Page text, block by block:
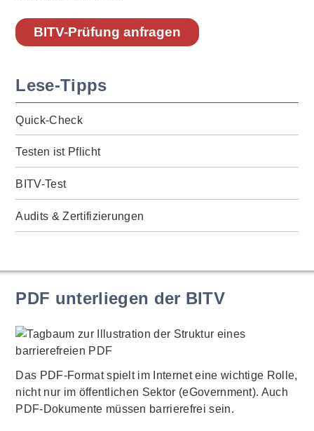
BITV-Prüfung anfragen
Lese-Tipps
Quick-Check
Testen ist Pflicht
BITV-Test
Audits & Zertifizierungen
PDF unterliegen der BITV
Das PDF-Format spielt im Internet eine wichtige Rolle,
nicht nur im öffentlichen Sektor (eGovernment). Auch
PDF-Dokumente müssen barrierefrei sein.